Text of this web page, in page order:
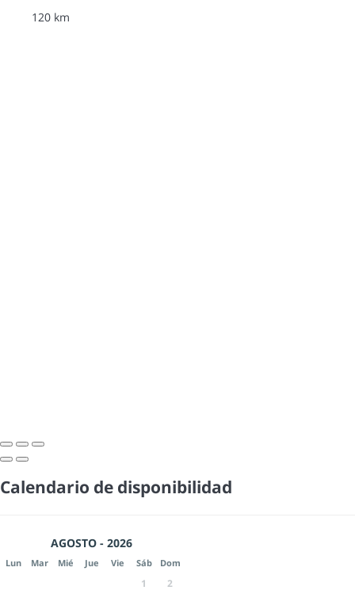
120 km
Calendario de disponibilidad
AGOSTO - 2026
Lun Mar Mié Jue Vie Sáb Dom
1
2